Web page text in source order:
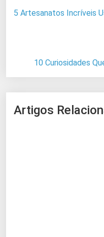
o
5 Artesanatos Incríveis
10 Curiosidades
Artigos